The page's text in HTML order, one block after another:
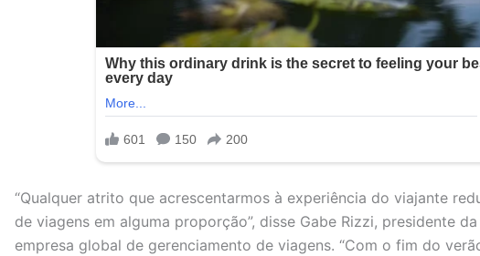
“Qualquer atrito que acrescentarmos à experiência do viajante
de viagens em alguma proporção”, disse Gabe Rizzi, presidente
empresa global de gerenciamento de viagens. “Com o fim do